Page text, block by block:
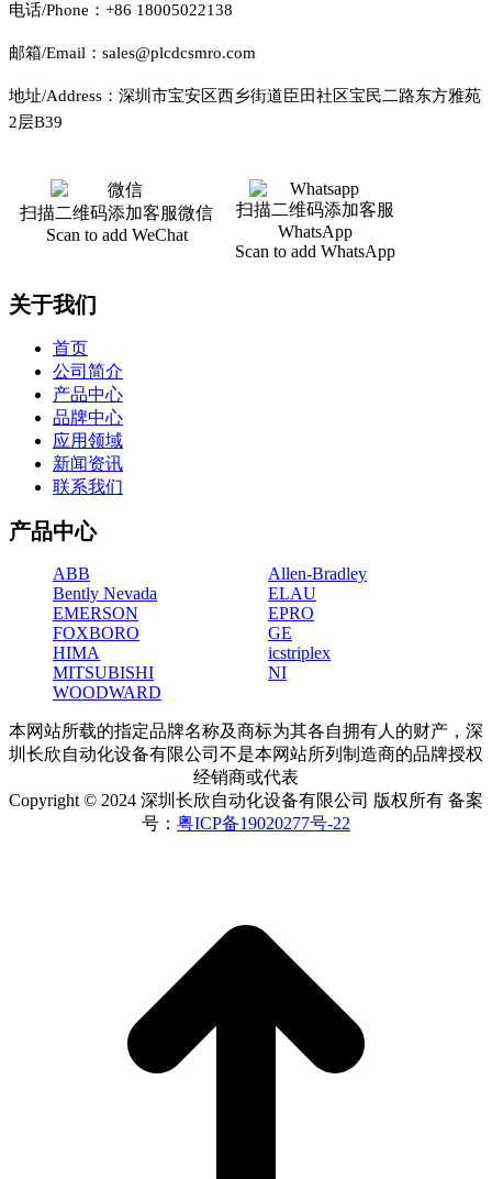
电话/Phone：+86 18005022138
邮箱/Email：sales@plcdcsmro.com
地址/Address：深圳市宝安区西乡街道臣田社区宝民二路东方雅苑
2层B39
扫描二维码添加客服微信
Scan to add WeChat
扫描二维码添加客服
WhatsApp
Scan to add WhatsApp
关于我们
首页
公司简介
产品中心
品牌中心
应用领域
新闻资讯
联系我们
产品中心
ABB
Allen-Bradley
Bently Nevada
ELAU
EMERSON
EPRO
FOXBORO
GE
HIMA
icstriplex
MITSUBISHI
NI
WOODWARD
本网站所载的指定品牌名称及商标为其各自拥有人的财产，深
圳长欣自动化设备有限公司不是本网站所列制造商的品牌授权
经销商或代表
Copyright © 2024 深圳长欣自动化设备有限公司 版权所有 备案
号： 粤ICP备19020277号-22